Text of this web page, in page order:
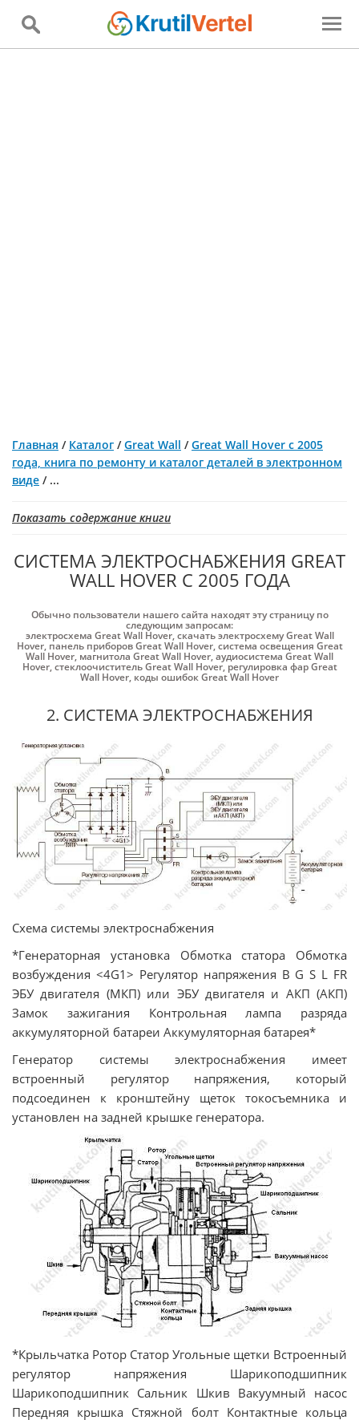
Главная / Каталог /Great Wall /Great Wall Hover с 2005
года, книга по ремонту и каталог деталей в электронном
виде / ...
Показать содержание книги
СИСТЕМА ЭЛЕКТРОСНАБЖЕНИЯ GREAT
WALL HOVER С 2005 ГОДА
Обычно пользователи нашего сайта находят эту страницу по
следующим запросам:
электросхема Great Wall Hover,скачать электросхему Great Wall
Hover, панель приборов Great Wall Hover,система освещения Great
Wall Hover, магнитола Great Wall Hover,аудиосистема Great Wall
Hover,стеклоочиститель Great Wall Hover, регулировка фар Great
Wall Hover, коды ошибок Great Wall Hover
2. СИСТЕМА ЭЛЕКТРОСНАБЖЕНИЯ
Схема системы электроснабжения
*Генераторная установка Обмотка статора Обмотка
возбуждения <4G1> Регулятор напряжения B G S L FR
ЭБУ двигателя (МКП) или ЭБУ двигателя и АКП (АКП)
Замок зажигания Контрольная лампа разряда
аккумуляторной батареи Аккумуляторная батарея*
Генератор системы электроснабжения имеет
встроенный регулятор напряжения, который
подсоединен к кронштейну щеток токосъемника и
установлен на задней крышке генератора.
*Крыльчатка Ротор Статор Угольные щетки Встроенный
регулятор напряжения Шарикоподшипник
Шарикоподшипник Сальник Шкив Вакуумный насос
Передняя крышка Стяжной болт Контактные кольца